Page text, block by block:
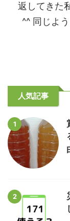
返してきた
^^ 同じよ
人気記事
1
2